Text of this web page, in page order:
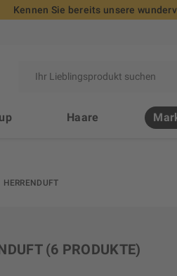
Kennen Sie bereits unsere
Haare
HERRENDUFT
(6 PRODUKTE)